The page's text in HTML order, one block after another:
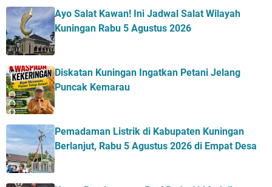
Ayo Salat Kawan! Ini Jadwal Salat Wilayah
Kuningan Rabu 5 Agustus 2026
Diskatan Kuningan Ingatkan Petani Jelang
Puncak Kemarau
Pemadaman Listrik di Kabupaten Kuningan
Berlanjut, Rabu 5 Agustus 2026 di Empat Desa